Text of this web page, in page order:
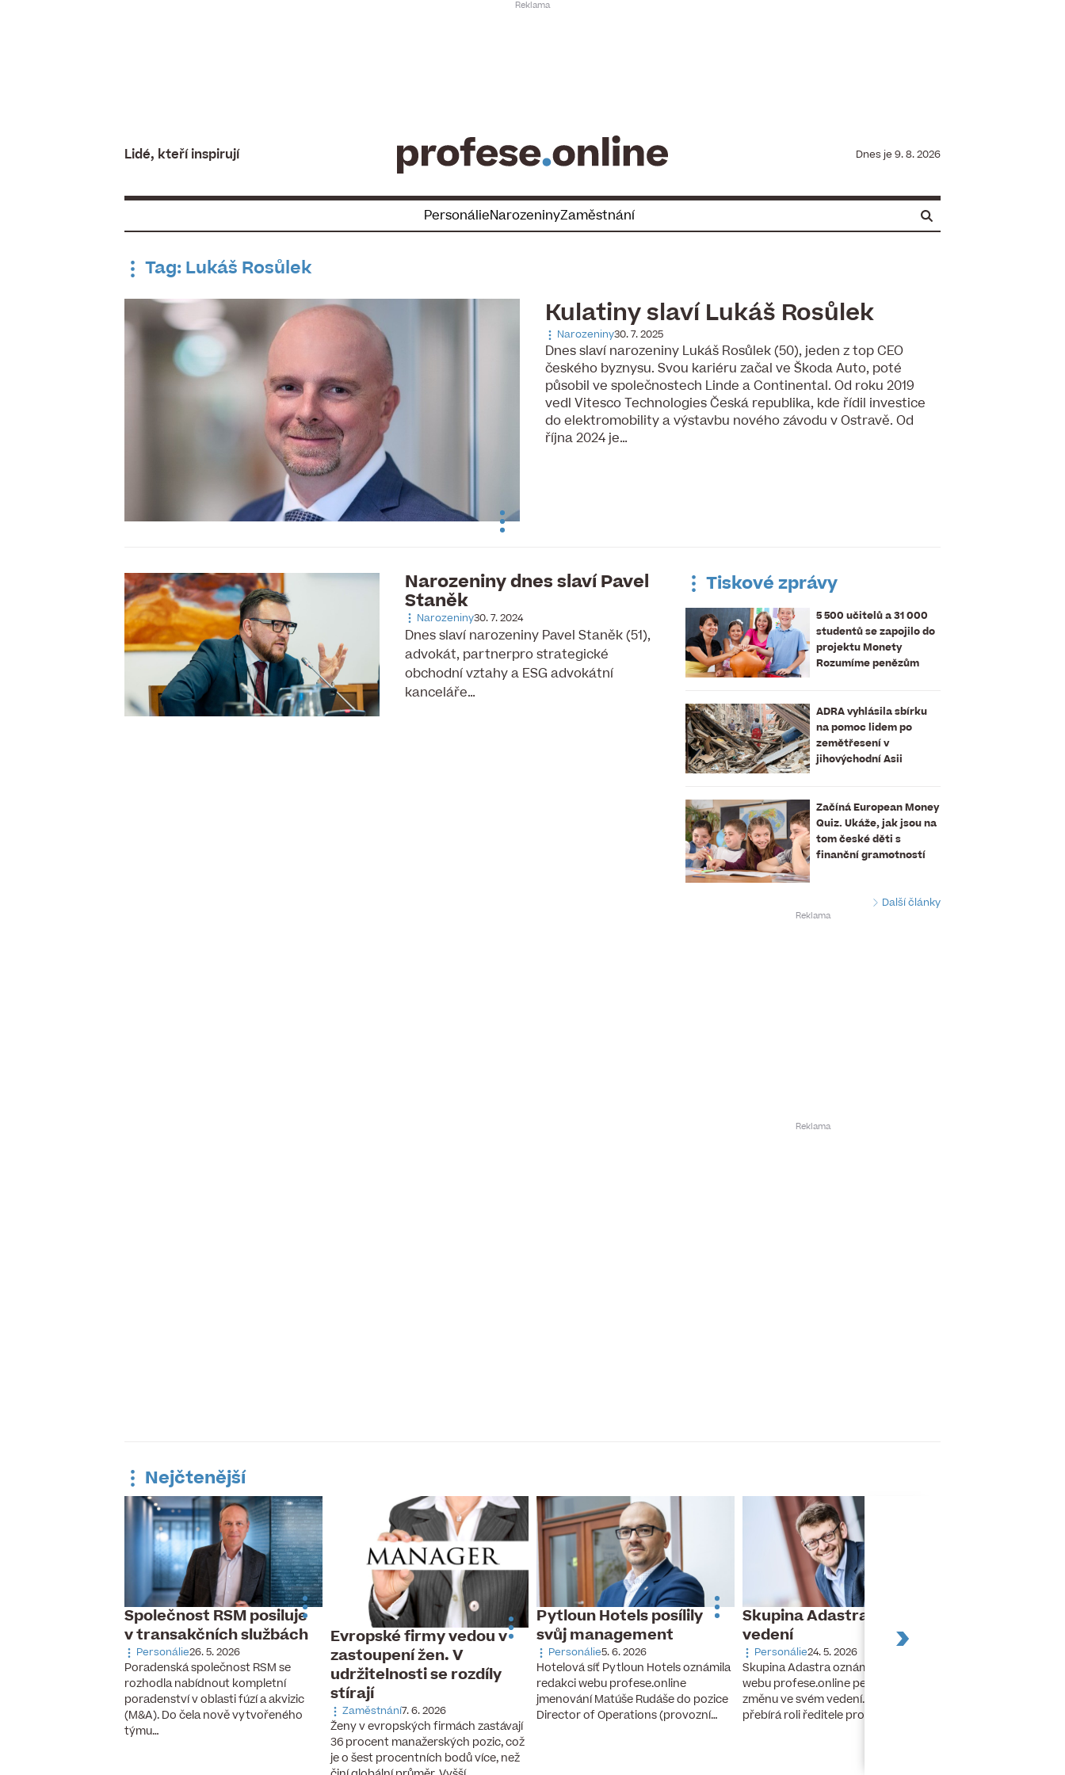
Lidé, kteří inspirují Dnes je 9. 8. 2026
PersonálieNarozeninyZaměstnání
Tag: Lukáš Rosůlek
Kulatiny slaví Lukáš Rosůlek
Narozeniny30. 7. 2025
Dnes slaví narozeniny Lukáš Rosůlek (50), jeden z top CEO
českého byznysu. Svou kariéru začal ve Škoda Auto, poté
působil ve společnostech Linde a Continental. Od roku 2019
vedl Vitesco Technologies Česká republika, kde řídil investice
do elektromobility a výstavbu nového závodu v Ostravě. Od
října 2024 je…
Narozeniny dnes slaví Pavel
Staněk
Narozeniny30. 7. 2024
Dnes slaví narozeniny Pavel Staněk (51),
advokát, partnerpro strategické
obchodní vztahy a ESG advokátní
kanceláře…
Tiskové zprávy
5 500 učitelů a 31 000
studentů se zapojilo do
projektu Monety
Rozumíme penězům
ADRA vyhlásila sbírku
na pomoc lidem po
zemětřesení v
jihovýchodní Asii
Začíná European Money
Quiz. Ukáže, jak jsou na
tom české děti s
finanční gramotností
Další články
Nejčtenější
Společnost RSM posiluje
v transakčních službách
Personálie26. 5. 2026
Poradenská společnost RSM se
rozhodla nabídnout kompletní
poradenství v oblasti fúzí a akvizic
(M&A). Do čela nově vytvořeného
týmu…
Evropské firmy vedou v
zastoupení žen. V
udržitelnosti se rozdíly
stírají
Zaměstnání7. 6. 2026
Ženy v evropských firmách zastávají
36 procent manažerských pozic, což
je o šest procentních bodů více, než
Pytloun Hotels posílily
svůj management
Personálie5. 6. 2026
Hotelová síť Pytloun Hotels oznámila
redakci webu profese.online
jmenování Matúše Rudáše do pozice
Director of Operations (provozní…
Skupina Adastra mění své
vedení
Personálie24. 5. 2026
Skupina Adastra oznámila redakci
webu profese.online personální
změnu ve svém vedení. Petr Zelenka
přebírá roli ředitele pro umělou…